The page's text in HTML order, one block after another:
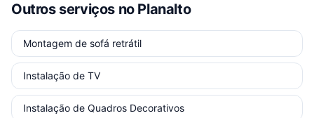
Outros serviços no Planalto
Montagem de sofá retrátil
Instalação de TV
Instalação de Quadros Decorativos